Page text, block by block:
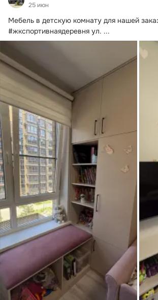
25 июн
Мебель в детскую комнату для нашей
#жкспортивнаядеревня ул. ...